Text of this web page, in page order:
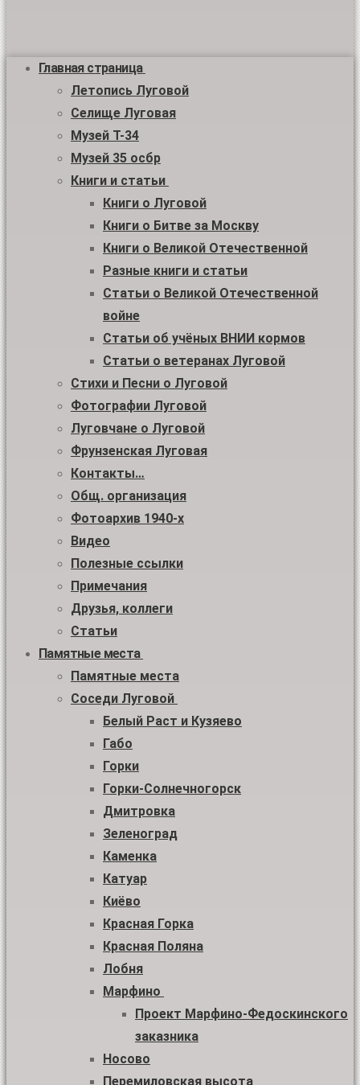
Главная страница
Летопись Луговой
Селище Луговая
Музей Т-34
Музей 35 осбр
Книги и статьи
Книги о Луговой
Книги о Битве за Москву
Книги о Великой Отечественной
Разные книги и статьи
Статьи о Великой Отечественной
войне
Статьи об учёных ВНИИ кормов
Статьи о ветеранах Луговой
Стихи и Песни о Луговой
Фотографии Луговой
Луговчане о Луговой
Фрунзенская Луговая
Контакты…
Общ. организация
Фотоархив 1940-х
Видео
Полезные ссылки
Примечания
Друзья, коллеги
Статьи
Памятные места
Памятные места
Соседи Луговой
Белый Раст и Кузяево
Габо
Горки
Горки-Солнечногорск
Дмитровка
Зеленоград
Каменка
Катуар
Киёво
Красная Горка
Красная Поляна
Лобня
Марфино
Проект Марфино-Федоскинского
заказника
Носово
Перемиловская высота